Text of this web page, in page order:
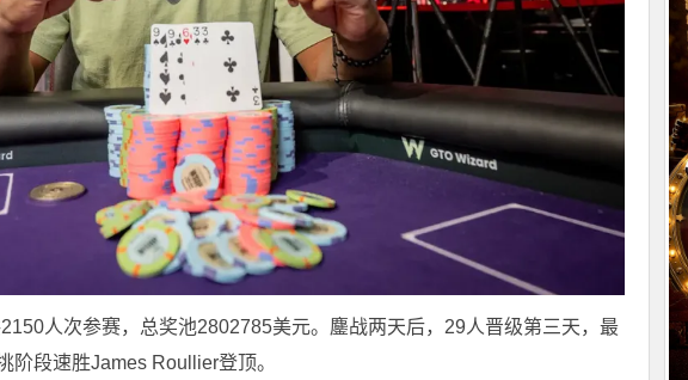
人次参赛，总奖池2802785美元。鏖战两天后，29人晋级第三天，最
段速胜James Roullier登顶。